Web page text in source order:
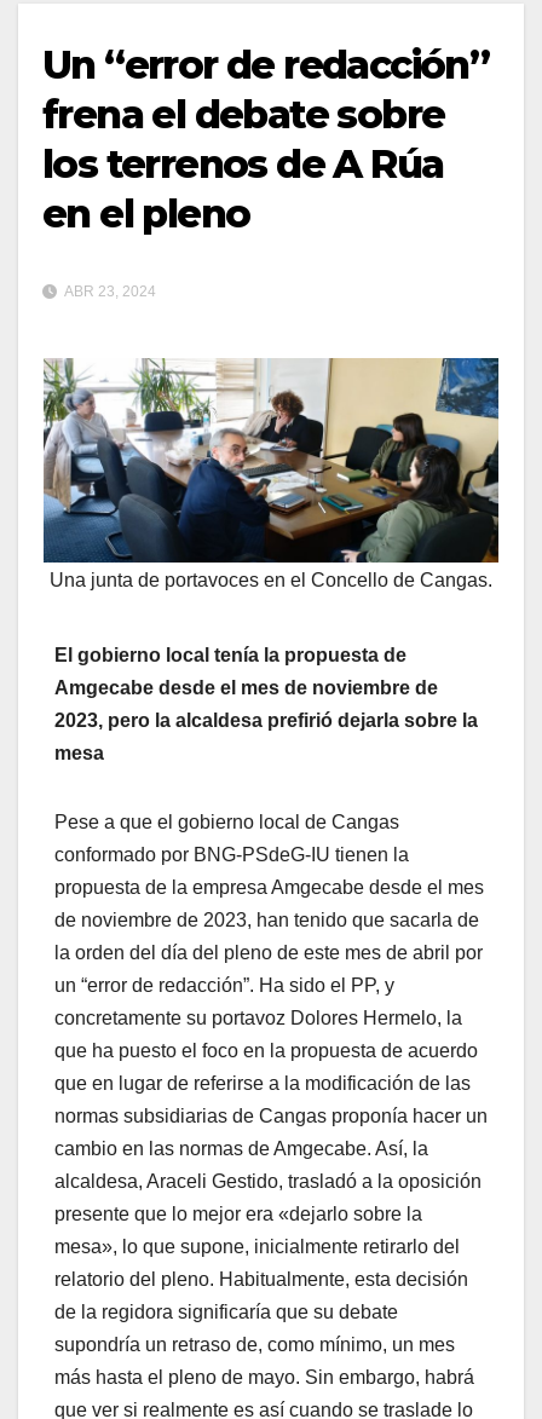
Un “error de redacción”
frena el debate sobre
los terrenos de A Rúa
en el pleno
ABR 23, 2024
Una junta de portavoces en el Concello de Cangas.
El gobierno local tenía la propuesta de
Amgecabe desde el mes de noviembre de
2023, pero la alcaldesa prefirió dejarla sobre la
mesa
Pese a que el gobierno local de Cangas
conformado por BNG-PSdeG-IU tienen la
propuesta de la empresa Amgecabe desde el mes
de noviembre de 2023, han tenido que sacarla de
la orden del día del pleno de este mes de abril por
un “error de redacción”. Ha sido el PP, y
concretamente su portavoz Dolores Hermelo, la
que ha puesto el foco en la propuesta de acuerdo
que en lugar de referirse a la modificación de las
normas subsidiarias de Cangas proponía hacer un
cambio en las normas de Amgecabe. Así, la
alcaldesa, Araceli Gestido, trasladó a la oposición
presente que lo mejor era «dejarlo sobre la
mesa», lo que supone, inicialmente retirarlo del
relatorio del pleno. Habitualmente, esta decisión
de la regidora significaría que su debate
supondría un retraso de, como mínimo, un mes
más hasta el pleno de mayo. Sin embargo, habrá
que ver si realmente es así cuando se traslade lo